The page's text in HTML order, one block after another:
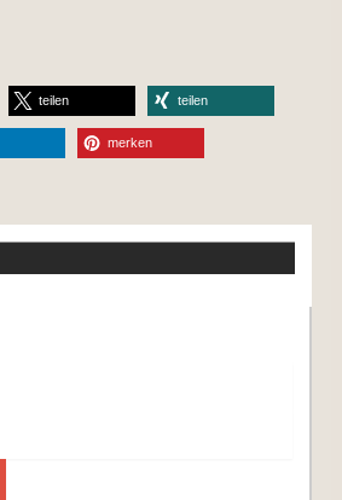
teilen teilen
merken